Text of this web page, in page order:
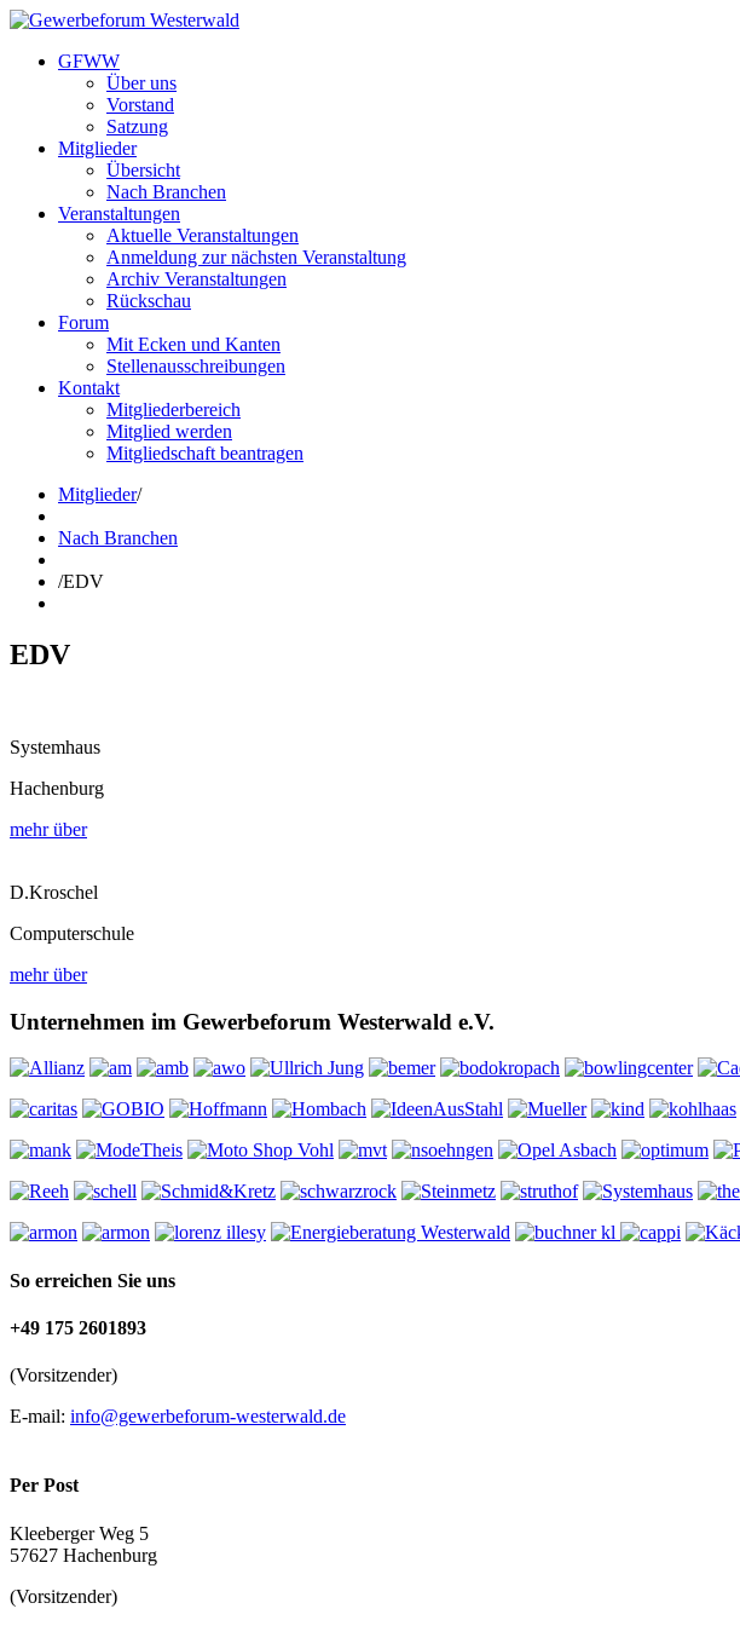
GFWW
Über uns
Vorstand
Satzung
Mitglieder
Übersicht
Nach Branchen
Veranstaltungen
Aktuelle Veranstaltungen
Anmeldung zur nächsten Veranstaltung
Archiv Veranstaltungen
Rückschau
Forum
Mit Ecken und Kanten
Stellenausschreibungen
Kontakt
Mitgliederbereich
Mitglied werden
Mitgliedschaft beantragen
Mitglieder/
Nach Branchen
/EDV
EDV
Systemhaus
Hachenburg
mehr über
D.Kroschel
Computerschule
mehr über
Unternehmen im Gewerbeforum Westerwald e.V.
So erreichen Sie uns
+49 175 2601893
(Vorsitzender)
E-mail: info@gewerbeforum-westerwald.de
Per Post
Kleeberger Weg 5
57627 Hachenburg
(Vorsitzender)